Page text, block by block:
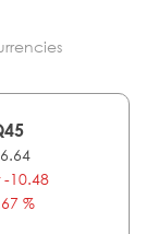
-10.48
%